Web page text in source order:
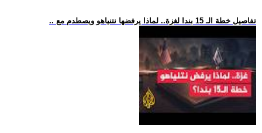
.. تفاصيل خطة الـ 15 بندا لغزة.. لماذا يرفضها نتنياهو ويصطدم مع